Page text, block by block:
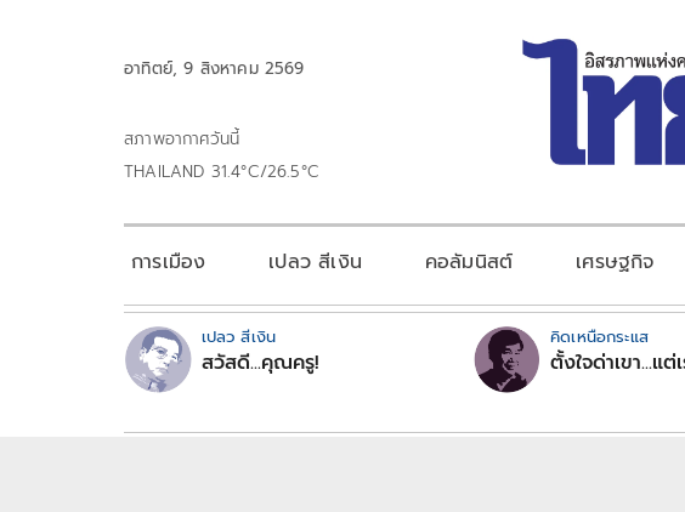
อาทิตย์, 9 สิงหาคม 2569
สภาพอากาศวันนี้
THAILAND 31.4°C/26.5°C
การเมือง เปลว สีเงิน คอลัมนิสต์ เศรษฐกิจ
เปลว สีเงิน
สวัสดี...คุณครู!
คิดเหนือกระแส
ตั้งใจด่าเขา...แต่